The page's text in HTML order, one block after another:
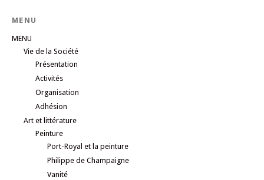
MENU
MENU
Vie de la Société
Présentation
Activités
Organisation
Adhésion
Art et littérature
Peinture
Port-Royal et la peinture
Philippe de Champaigne
Vanité